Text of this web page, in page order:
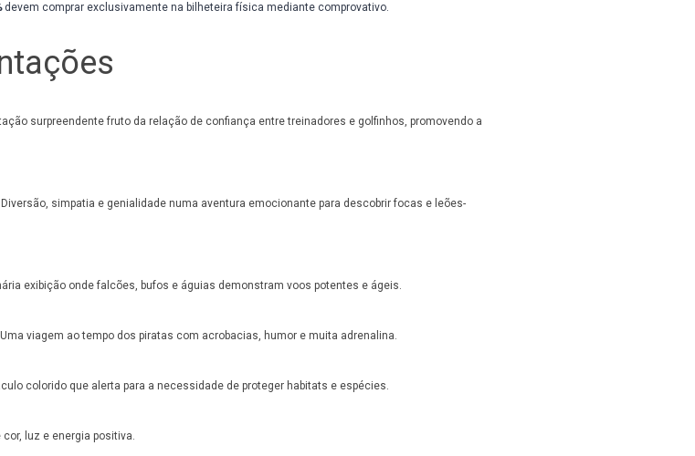
devem comprar exclusivamente na bilheteira física mediante comprovativo.
surpreendente fruto da relação de confiança entre treinadores e golfinhos, promovendo a
Diversão, simpatia e genialidade numa aventura emocionante para descobrir focas e leões-
exibição onde falcões, bufos e águias demonstram voos potentes e ágeis.
Uma viagem ao tempo dos piratas com acrobacias, humor e muita adrenalina.
colorido que alerta para a necessidade de proteger habitats e espécies.
luz e energia positiva.